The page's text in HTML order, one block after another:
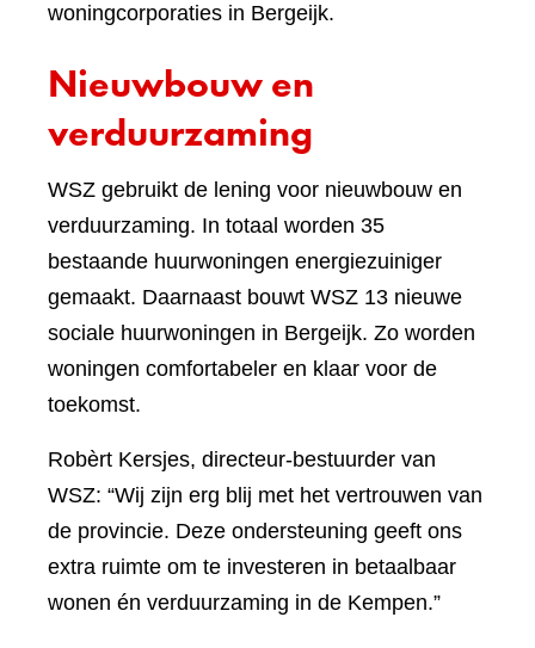
woningcorporaties in Bergeijk.
Nieuwbouw en
verduurzaming
WSZ gebruikt de lening voor nieuwbouw en
verduurzaming. In totaal worden 35
bestaande huurwoningen energiezuiniger
gemaakt. Daarnaast bouwt WSZ 13 nieuwe
sociale huurwoningen in Bergeijk. Zo worden
woningen comfortabeler en klaar voor de
toekomst.
Robèrt Kersjes, directeur-bestuurder van
WSZ: “Wij zijn erg blij met het vertrouwen van
de provincie. Deze ondersteuning geeft ons
extra ruimte om te investeren in betaalbaar
wonen én verduurzaming in de Kempen.”